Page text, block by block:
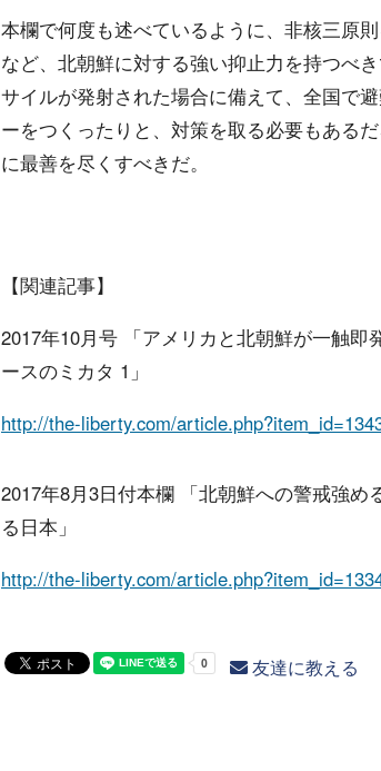
本欄で何度も述べているように、非核三原
など、北朝鮮に対する強い抑止力を持つべ
サイルが発射された場合に備えて、全国で
ーをつくったりと、対策を取る必要もある
に最善を尽くすべきだ。
【関連記事】
2017年10月号 「アメリカと北朝鮮が一触
ースのミカタ 1」
http://the-liberty.com/
2017年8月3日付本欄 「北朝鮮への警戒強
る日本」
http://the-liberty.com/
友達に教える